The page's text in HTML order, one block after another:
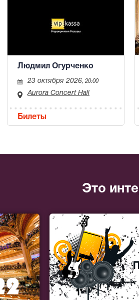
Людмил Огурченко
23 октября 2026, 20:00
Aurora Concert Hall
Билеты
Это